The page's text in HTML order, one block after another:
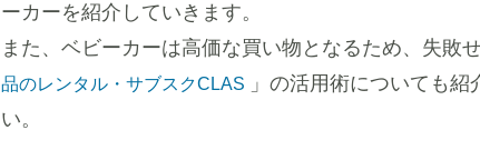
ーカーを紹介していきます。
また、ベビーカーは高価な買い物となるため、失敗
品のレンタル・サブスクCLAS
」の活用術についても
い。